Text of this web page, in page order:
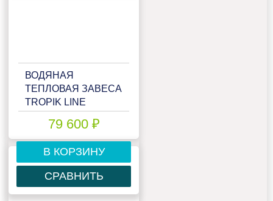
ВОДЯНАЯ
ТЕПЛОВАЯ ЗАВЕСА
TROPIK LINE
79 600 ₽
В КОРЗИНУ
СРАВНИТЬ